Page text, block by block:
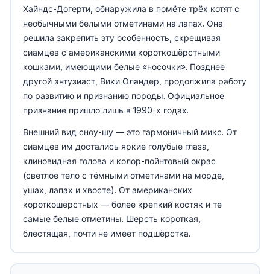
Хайндс-Догерти, обнаружила в помёте трёх котят с
необычными белыми отметинами на лапах. Она
решила закрепить эту особенность, скрещивая
сиамцев с американскими короткошёрстными
кошками, имеющими белые «носочки». Позднее
другой энтузиаст, Вики Оландер, продолжила работу
по развитию и признанию породы. Официальное
признание пришло лишь в 1990-х годах.
Внешний вид сноу-шу — это гармоничный микс. От
сиамцев им достались яркие голубые глаза,
клиновидная голова и колор-пойнтовый окрас
(светлое тело с тёмными отметинами на морде,
ушах, лапах и хвосте). От американских
короткошёрстных — более крепкий костяк и те
самые белые отметины. Шерсть короткая,
блестящая, почти не имеет подшёрстка.